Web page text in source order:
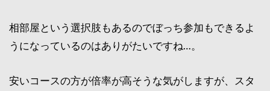
相部屋という選択肢もあるのでぼっち参加もできるよ
うになっているのはありがたいですね…。
安いコースの方が倍率が高そうな気がしますが、スタ